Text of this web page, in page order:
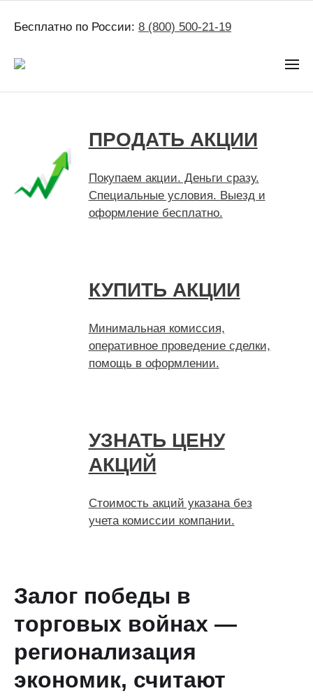
Бесплатно по России: 8 (800) 500-21-19
ПРОДАТЬ АКЦИИ
Покупаем акции. Деньги сразу.
Специальные условия. Выезд и
оформление бесплатно.
КУПИТЬ АКЦИИ
Минимальная комиссия,
оперативное проведение сделки,
помощь в оформлении.
УЗНАТЬ ЦЕНУ
АКЦИЙ
Стоимость акций указана без
учета комиссии компании.
Залог победы в
торговых войнах —
регионализация
экономик, считают